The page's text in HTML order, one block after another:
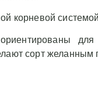
корневой
ориентированы
сорт желанным